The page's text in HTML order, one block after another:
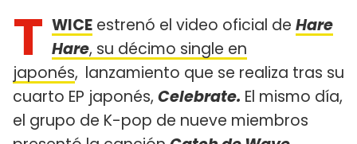
T WICE estrenó el video oficial de Hare
Hare, su décimo single en
japonés, lanzamiento que se realiza tras su
cuarto EP japonés, Celebrate. El mismo día,
el grupo de K-pop de nueve miembros